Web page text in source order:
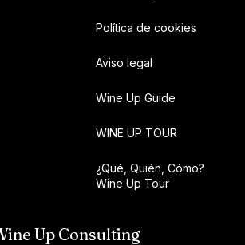
Política de cookies
Aviso legal
Wine Up Guide
WINE UP TOUR
¿Qué, Quién, Cómo?
Wine Up Tour
Up Consulting